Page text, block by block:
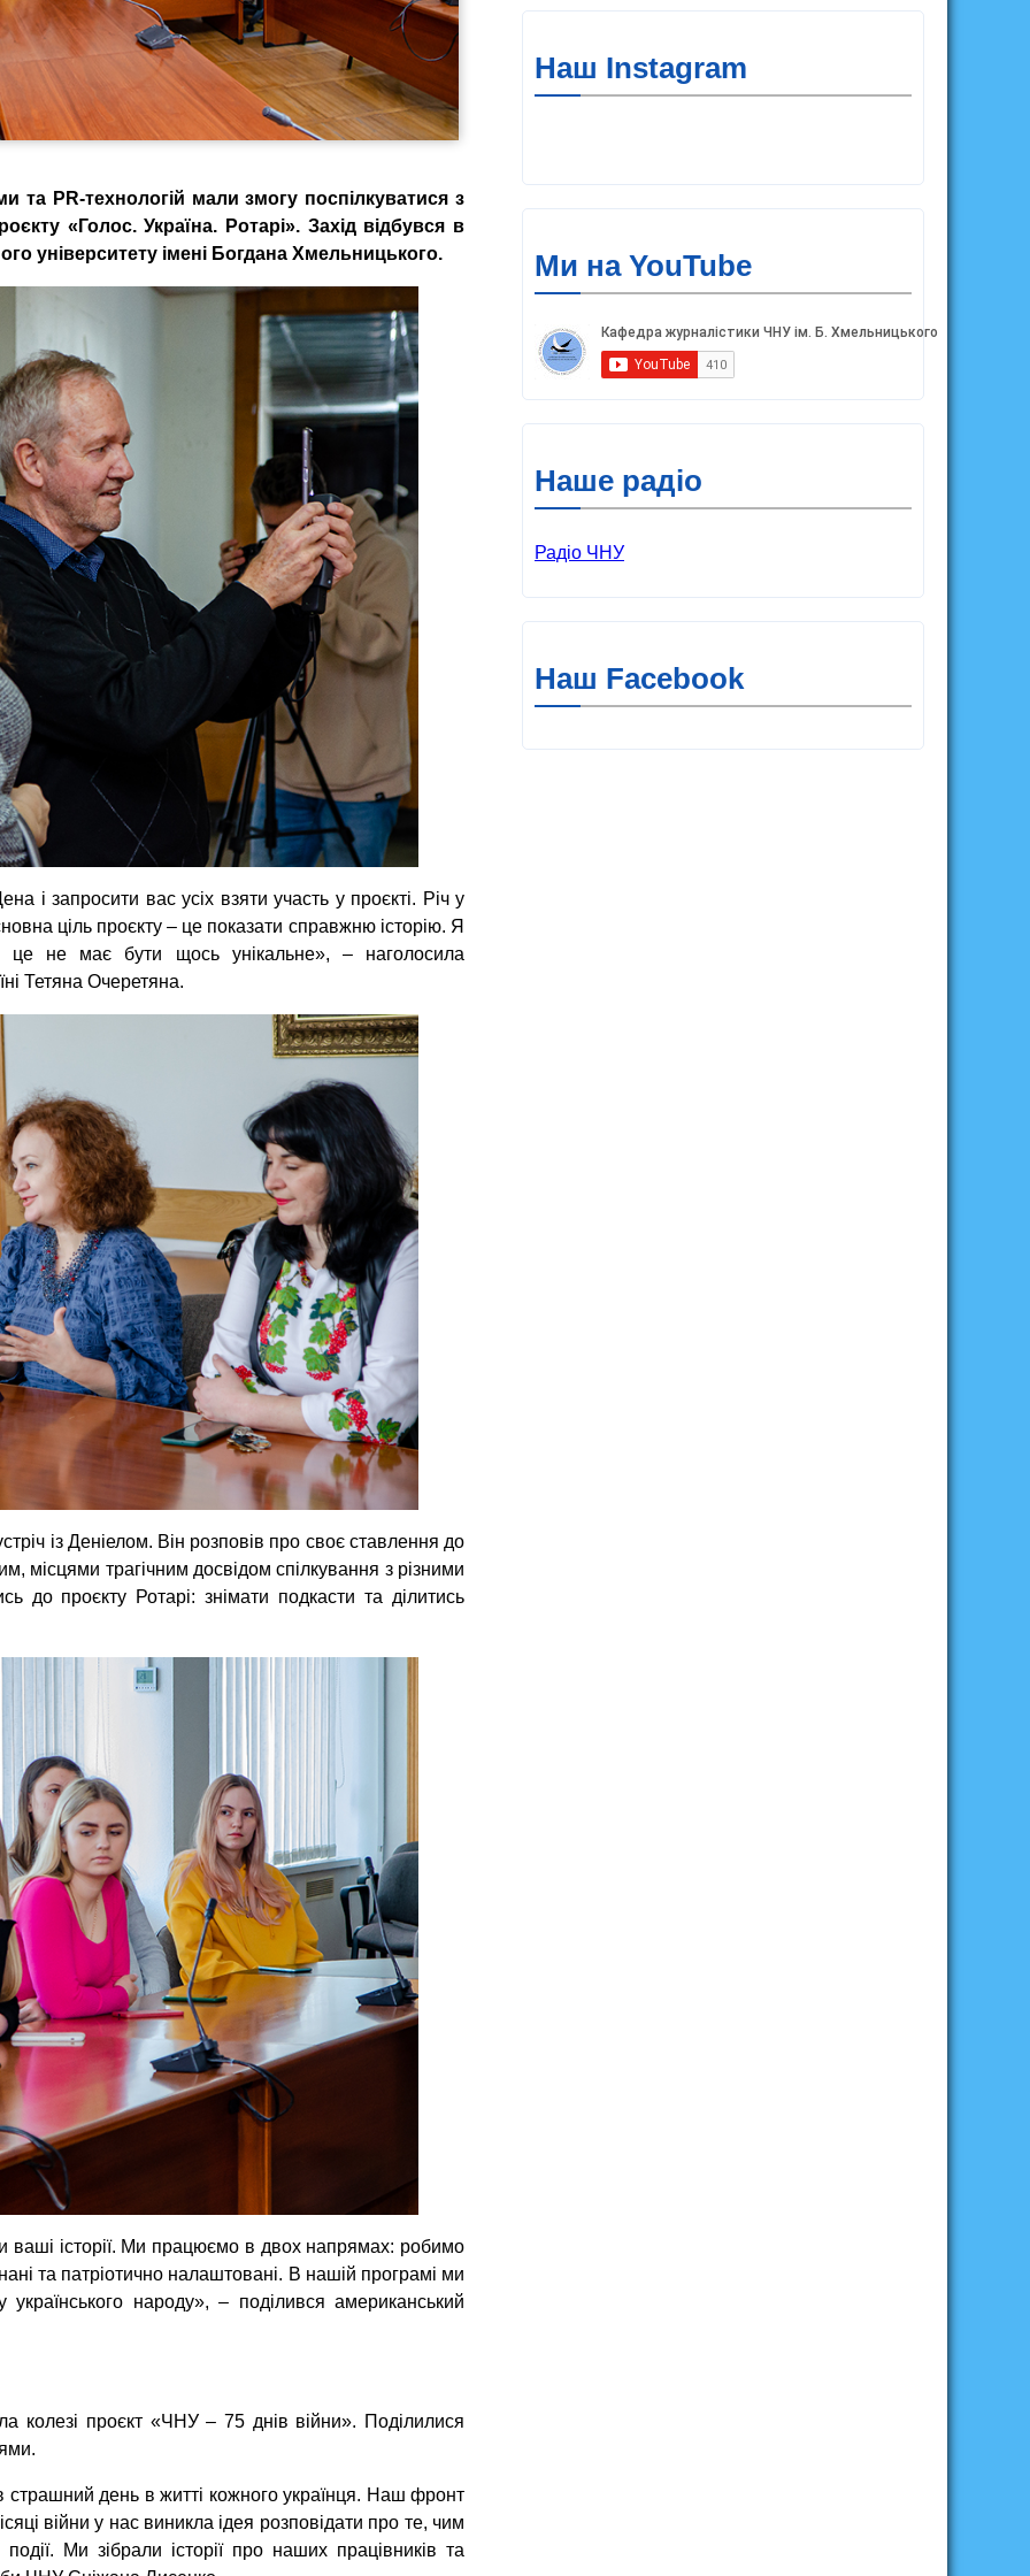
та PR-технологій мали змогу поспілкуватися з
«Голос. Україна. Ротарі». Захід відбувся в
університету імені Богдана Хмельницького.
і запросити вас усіх взяти участь у проєкті. Річ у
ціль проєкту – це показати справжню історію. Я
це не має бути щось унікальне», – наголосила
Тетяна Очеретяна.
із Деніелом. Він розповів про своє ставлення до
місцями трагічним досвідом спілкування з різними
до проєкту Ротарі: знімати подкасти та ділитись
ваші історії. Ми працюємо в двох напрямах: робимо
та патріотично налаштовані. В нашій програмі ми
народу», – поділився американський
колезі проєкт «ЧНУ – 75 днів війни». Поділилися
день в житті кожного українця. Наш фронт
війни у нас виникла ідея розповідати про те, чим
Ми зібрали історії про наших працівників та
Наш Instagram
Ми на YouTube
Наше радіо
Радіо ЧНУ
Наш Facebook